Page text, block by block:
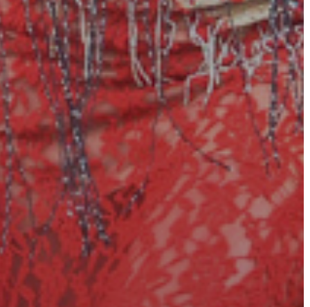
KÖRNYEZETVÉDELEM
TELEPÜLÉSRENDEZÉS
STRATÉGIÁK
ÉS
KONCEPCIÓK
BEJELENTŐ